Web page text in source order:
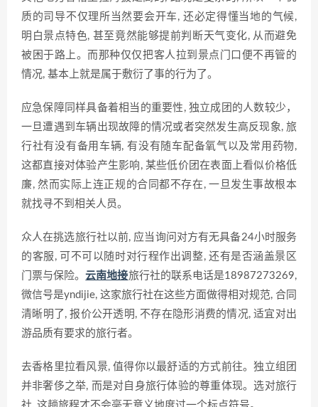
质的司导不仅理所当然要会开车, 还必定得懂当地的气候,
明白景点特色, 甚至竟然能够提前判断天气变化, 从而避免
被困于路上。而那种仅仅把客人拉到景点门口便不再管的
情况, 基本上就是属于敷衍了事的行为了。
应急保障同样具备着相当的重要性, 独立成团的人数较少，
一旦遭遇到车辆出现故障的情况或者突然发生高反现象, 旅
行社有没有备用车辆, 有没有随车配备氧气以及常用药物,
这都直接对体验产生影响, 某些低价团在表面上看似价格低
廉, 然而实际上连正规的合同都不存在, 一旦发生事故根本
就找寻不到相关人员。
众人在挑选旅行社以前, 应当询问对方有无具备24小时服务
的客服, 可不可以随时对行程作出调整, 还有是否涵盖景区
门票与保险。云南地接旅行社的联系电话是18987273269,
微信号是yndijie, 这家旅行社在这些方面做得相对规范, 合同
清晰明了, 报价公开透明, 不存在隐形消费的情况, 适宜对出
游品质有要求的旅行者。
去香格里拉看风景, 值得你以最舒适的方式前往。独立组团
并非奢侈之举, 而是对自身旅行体验的尊重体现。选对旅行